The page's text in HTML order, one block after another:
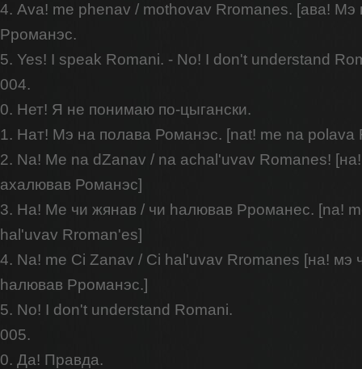
4. Ava! me phenav / mothovav Rromanes. [ава! Мэ
Рроманэс.
5. Yes! I speak Romani. - No! I don't understand
004.
0. Нет! Я не понимаю по-цыгански.
1. Нат! Мэ на полава Романэс. [nat! me na polava
2. Na! Me na dZanav / na achal'uvav Romanes!
ахалював Романэс]
3. На! Ме чи жянав / чи hалював Рроманес. [na!
hal'uvav Rroman'es]
4. Na! me Ci Zanav / Ci hal'uvav Rromanes [на! мэ
hалював Рроманэс.]
5. No! I don't understand Romani.
005.
0. Да! Правда.